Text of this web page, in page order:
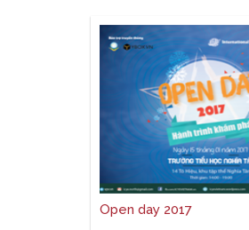
Open day 2017